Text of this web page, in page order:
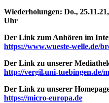
Wiederholungen: Do.,
Uhr
Der Link zum Anhören im
https://www.wueste-welle.de/
Der Link zu unserer
http://vergil.uni-tuebingen.de/
Der Link zu unserer
https://micro-europa.de